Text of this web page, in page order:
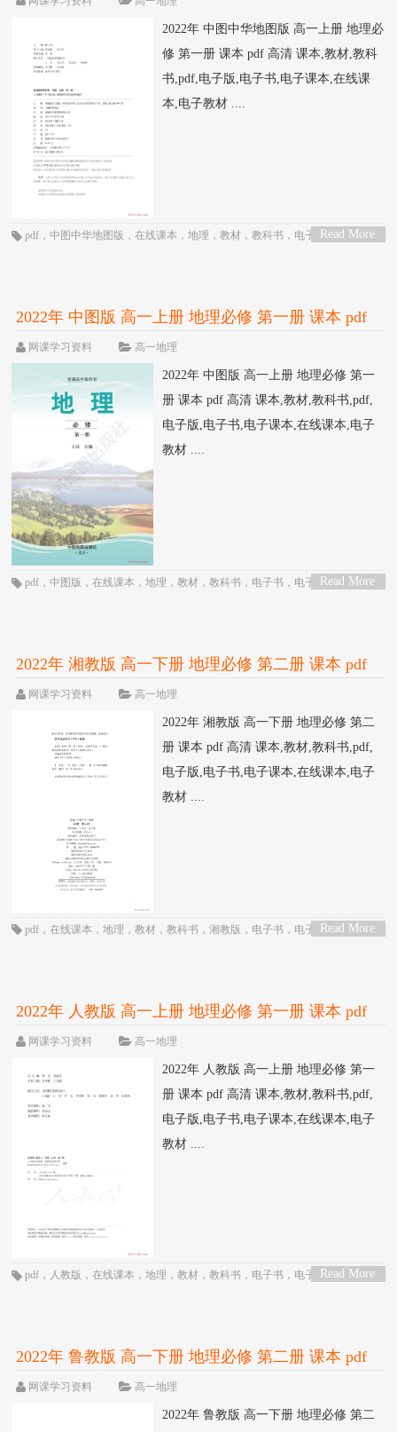
2022年 中图中华地图版 高一上册 地理必
修 第一册 课本 pdf 高清 课本,教材,教科
书,pdf,电子版,电子书,电子课本,在线课
本,电子教材 ....
Read More
pdf ，中图中华地图版 ，在线课本 ，地理 ，教材 ，教科书 ， 电子书，电子教
2022年 中图版 高一上册 地理必修 第一册 课本 pdf
高清
网课学习资料 高一地理
2022年 中图版 高一上册 地理必修 第一
册 课本 pdf 高清 课本,教材,教科书,pdf,
电子版,电子书,电子课本,在线课本,电子
教材 ....
Read More
pdf ，中图版 ，在线课本 ，地理 ，教材 ，教科书 ， 电子书 ， 电子教材， 电子
2022年 湘教版 高一下册 地理必修 第二册 课本 pdf
高清
网课学习资料 高一地理
2022年 湘教版 高一下册 地理必修 第二
册 课本 pdf 高清 课本,教材,教科书,pdf,
电子版,电子书,电子课本,在线课本,电子
教材 ....
Read More
pdf ，在线课本 ，地理 ，教材 ，教科书 ，湘教版 ， 电子书 ， 电子教材， 电子
2022年 人教版 高一上册 地理必修 第一册 课本 pdf
高清
网课学习资料 高一地理
2022年 人教版 高一上册 地理必修 第一
册 课本 pdf 高清 课本,教材,教科书,pdf,
电子版,电子书,电子课本,在线课本,电子
教材 ....
Read More
pdf ， 人教版 ，在线课本 ，地理 ，教材 ，教科书 ， 电子书 ， 电子教材， 电子
2022年 鲁教版 高一下册 地理必修 第二册 课本 pdf
高清
网课学习资料 高一地理
2022年 鲁教版 高一下册 地理必修 第二